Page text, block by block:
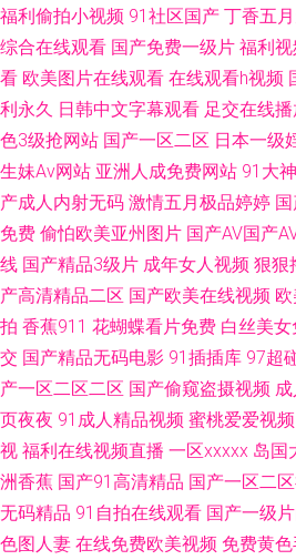
桃 超碰人人骑 成人综合色图 欧美孕妇性爱
宅女好色图 超碰人妻中文字幕 九九热青青草
模冰冰 国产日韩一二三区 五月天二区 91美女
人爱 中文字幕亚洲图片 另类天天 日韩群p 日
利AV在线电影 91深夜影院 成人伊人影院 欧
社区 亚洲乱轮小说网 亚洲微拍福利 97福利
精品视频一区 亚洲视频日韩 欧洲欧美精品
午夜三级视频 91在线看 四虎影院人妻 最新
福利偷拍小视频 91社区国产 丁香五
综合在线观看 国产免费一级片 福利
看 欧美图片在线观看 在线观看h视频
利永久 日韩中文字幕观看 足交在线播
色3级抢网站 国产一区二区 日本一级
生妹Av网站 亚洲人成免费网站 91大
产成人内射无码 激情五月极品婷婷
免费 偷怕欧美亚州图片 国产AV国产
线 国产精品3级片 成年女人视频 狠狠
产高清精品二区 国产欧美在线视频
拍 香蕉911 花蝴蝶看片免费 白丝美
交 国产精品无码电影 91插插库 97超
产一区二区二区 国产偷窥盗摄视频
页夜夜 91成人精品视频 蜜桃爱爱视频
视 福利在线视频直播 一区xxxxx 岛国
洲香蕉 国产91高清精品 国产一区二
无码精品 91自拍在线观看 国产一级
色图人妻 在线免费欧美视频 免费黄